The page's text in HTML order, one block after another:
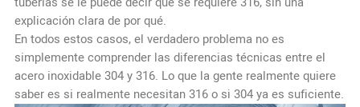
explicación clara de por qué.
En todos estos casos, el verdadero problema no es
simplemente comprender las diferencias técnicas entre el
acero inoxidable 304 y 316. Lo que la gente realmente quiere
saber es si realmente necesitan 316 o si 304 ya es suficiente.